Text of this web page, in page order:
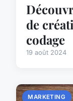
de
codage
19 août 2024
MARKETING